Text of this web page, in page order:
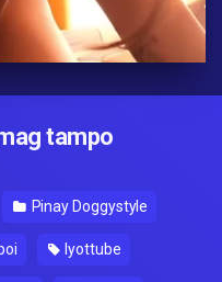
tampo
Pinay Doggystyle
Iyottube